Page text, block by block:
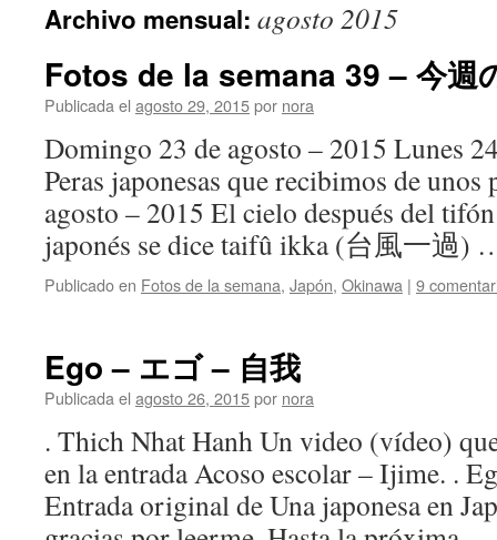
Archivo mensual: agosto 2015
Fotos de la semana 39 – 今週
Publicada el agosto 29, 2015por nora
Domingo 23 de agosto – 2015 Lunes
Peras japonesas que recibimos de
agosto – 2015 El cielo después del
japonés se dice taifû ikka (台風一過)
Publicado en Fotos de la semana, Japón, Okinawa | 9
Ego – エゴ – 自我
Publicada el agosto 26, 2015por nora
. Thich Nhat Hanh Un video (vídeo)
en la entrada Acoso escolar – Ijime. .
Entrada original de Una japonesa en